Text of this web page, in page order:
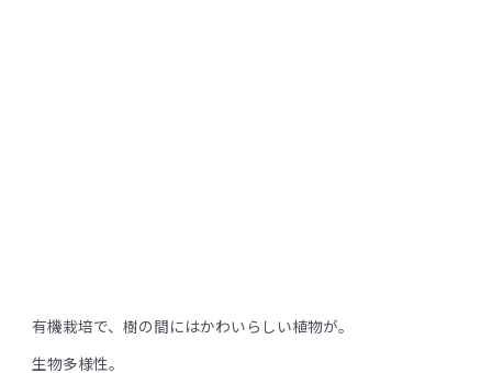
有機栽培で、樹の間にはかわいらしい植物が。
生物多様性。